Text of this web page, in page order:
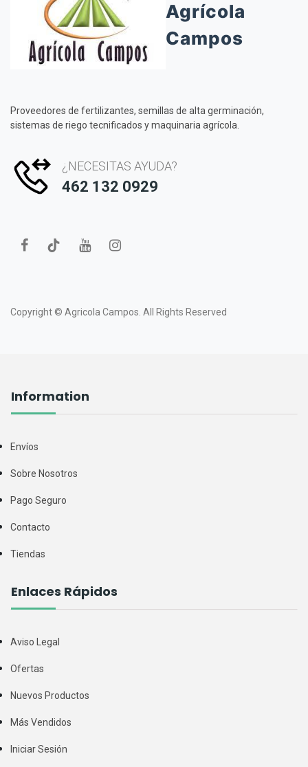
Agrícola
Campos
Proveedores de fertilizantes, semillas de alta germinación,
sistemas de riego tecnificados y maquinaria agrícola.
¿NECESITAS AYUDA?
462 132 0929
Copyright © Agricola Campos. All Rights Reserved
Information
Envíos
Sobre Nosotros
Pago Seguro
Contacto
Tiendas
Enlaces Rápidos
Aviso Legal
Ofertas
Nuevos Productos
Más Vendidos
Iniciar Sesión